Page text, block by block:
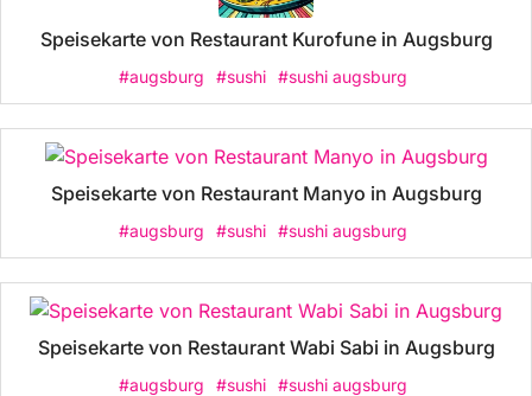
Speisekarte von Restaurant Kurofune in Augsburg
#augsburg #sushi #sushi augsburg
Speisekarte von Restaurant Manyo in Augsburg
#augsburg #sushi #sushi augsburg
Speisekarte von Restaurant Wabi Sabi in Augsburg
#augsburg #sushi #sushi augsburg